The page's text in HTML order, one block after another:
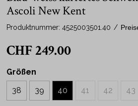
Ascoli New Kent
Produktnummer: 4525003501.40 /
CHF 249.00
Größen
38
39 40 41 42 43